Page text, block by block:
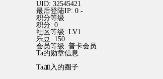
UID: 32545421
最后登陆IP: 0 -
积分等级
积分: 0
社区等级: LV1
乐豆: 150
会员等级: 普卡会员
Ta的勋章信息
Ta加入的圈子